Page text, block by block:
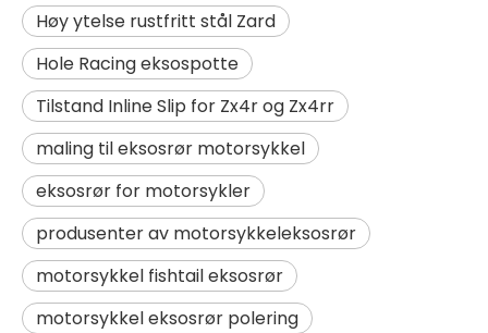
Høy ytelse rustfritt stål Zard
Hole Racing eksospotte
Tilstand Inline Slip for Zx4r og Zx4rr
maling til eksosrør motorsykkel
eksosrør for motorsykler
produsenter av motorsykkeleksosrør
motorsykkel fishtail eksosrør
motorsykkel eksosrør polering